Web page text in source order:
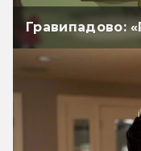
Гравипадово: